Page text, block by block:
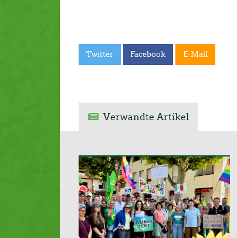
Twitter Facebook E-Mail
Verwandte Artikel